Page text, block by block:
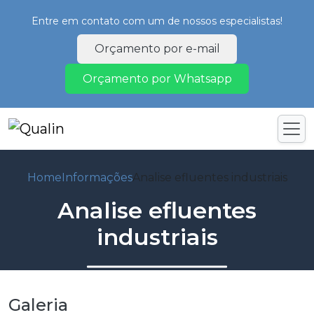
Entre em contato com um de nossos especialistas!
Orçamento por e-mail
Orçamento por Whatsapp
HomeInformaçõesAnalise efluentes industriais
Analise efluentes
industriais
Galeria